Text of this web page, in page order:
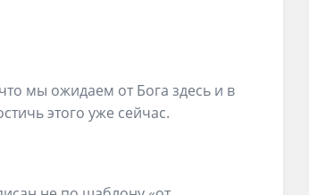
мы ожидаем от Бога здесь и в
этого уже сейчас.